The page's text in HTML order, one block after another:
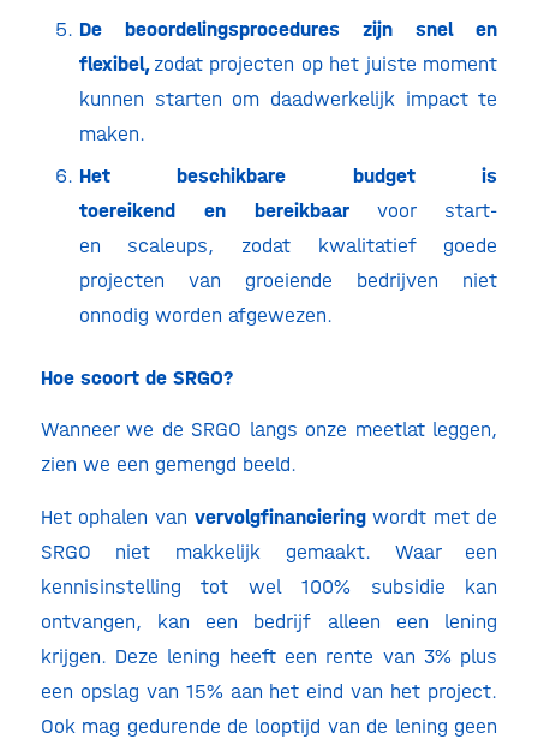
De beoordelingsprocedures zijn snel en
flexibel,zodat projecten op het juiste moment
kunnen starten om daadwerkelijk impact te
maken.
Het beschikbare budget is
toereikend en bereikbaarvoor start-
en scaleups, zodat kwalitatief goede
projecten van groeiende bedrijven niet
onnodig worden afgewezen.
Hoe scoort de SRGO?
Wanneer we de SRGO langs onze meetlat leggen,
zien we een gemengd beeld.
Het ophalen van vervolgfinancieringwordt met de
SRGO niet makkelijk gemaakt. Waar een
kennisinstelling tot wel 100% subsidie kan
ontvangen, kan een bedrijf alleen een lening
krijgen. Deze lening heeft een rente van 3% plus
een opslag van 15% aan het eind van het project.
Ook mag gedurende de looptijd van de lening geen